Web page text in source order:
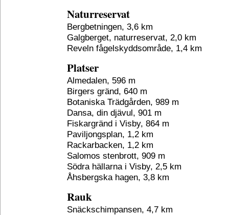
Naturreservat
Bergbetningen, 3,6 km
Galgberget, naturreservat, 2,0 km
Reveln fågelskyddsområde, 1,4 km
Platser
Almedalen, 596 m
Birgers gränd, 640 m
Botaniska Trädgården, 989 m
Dansa, din djävul, 901 m
Fiskargränd i Visby, 864 m
Paviljongsplan, 1,2 km
Rackarbacken, 1,2 km
Salomos stenbrott, 909 m
Södra hällarna i Visby, 2,5 km
Åhsbergska hagen, 3,8 km
Rauk
Snäckschimpansen, 4,7 km